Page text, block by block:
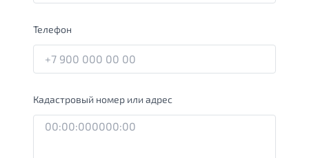
Телефон
Кадастровый номер или адрес